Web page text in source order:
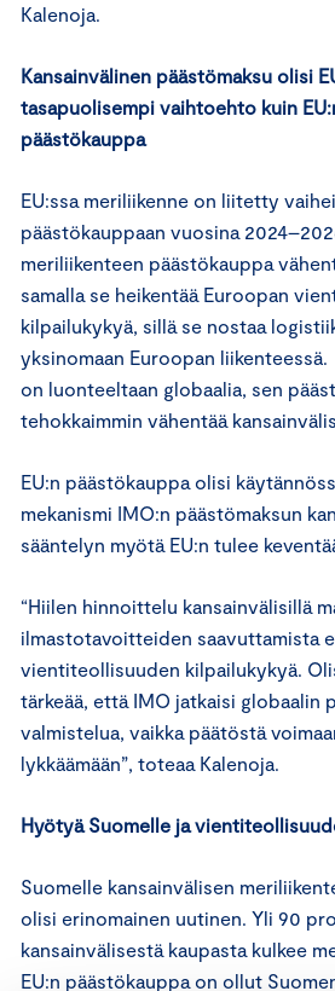
Kalenoja.
Kansainvälinen päästömaksu olisi
tasapuolisempi vaihtoehto kuin
päästökauppa
EU:ssa meriliikenne on liitetty
päästökauppaan vuosina
meriliikenteen päästökauppa
samalla se heikentää Euroopan
kilpailukykyä, sillä se nostaa
yksinomaan Euroopan
on luonteeltaan globaalia, sen
tehokkaimmin vähentää
EU:n päästökauppa olisi
mekanismi IMO:n päästömaksun
sääntelyn myötä EU:n tulee
“Hiilen hinnoittelu kansainvälisillä
ilmastotavoitteiden saavuttamista
vientiteollisuuden kilpailukykyä.
tärkeää, että IMO jatkaisi globaalin
valmistelua, vaikka päätöstä
lykkäämään”, toteaa Kalenoja.
Hyötyä Suomelle ja
Suomelle kansainvälisen
olisi erinomainen uutinen. Yli 90
kansainvälisestä kaupasta kulkee
EU:n päästökauppa on ollut